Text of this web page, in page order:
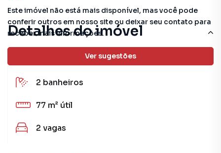
Este imóvel não está mais disponível, mas você pode
conferir outros em nosso site ou deixar seu contato para
receber mais informações.
Ver sugestões
Detalhes do imóvel
(1 suíte)
2 banheiros
77 m² útil
2 vagas